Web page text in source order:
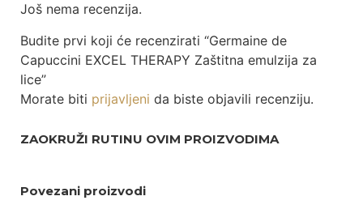
Još nema recenzija.
Budite prvi koji će recenzirati “Germaine de
Capuccini EXCEL THERAPY Zaštitna emulzija za
lice”
Morate biti prijavljeni da biste objavili recenziju.
ZAOKRUŽI RUTINU OVIM PROIZVODIMA
Povezani proizvodi